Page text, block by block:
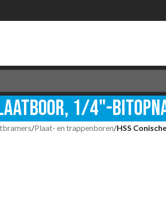
1/4"-
/Plaat- en trappenboren/HSS